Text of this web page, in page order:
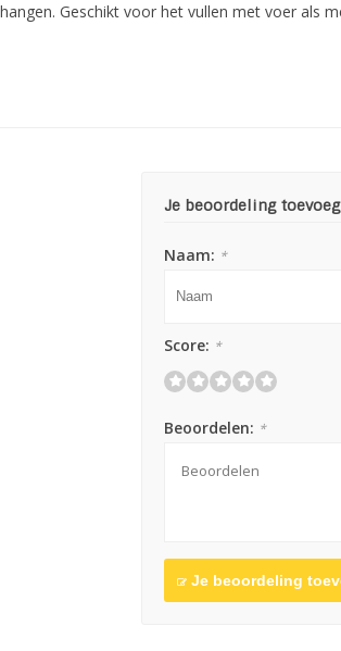
Geschikt voor het vullen met voer als
Je beoordeling
Naam: *
Score: *
Beoordelen: *
Je beoordeling